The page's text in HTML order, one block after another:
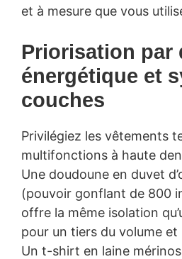
et à mesure que vous
Priorisation par
énergétique et
couches
Privilégiez les vêtements
multifonctions à haute
Une doudoune en duvet
(pouvoir gonflant de 800
offre la même isolation
pour un tiers du volume
Un t-shirt en laine